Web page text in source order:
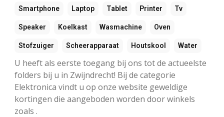
Smartphone Laptop Tablet Printer Tv
Speaker Koelkast Wasmachine Oven
Stofzuiger Scheerapparaat Houtskool Water
U heeft als eerste toegang bij ons tot de actueelste
folders bij u in Zwijndrecht! Bij de categorie
Elektronica vindt u op onze website geweldige
kortingen die aangeboden worden door winkels
zoals .